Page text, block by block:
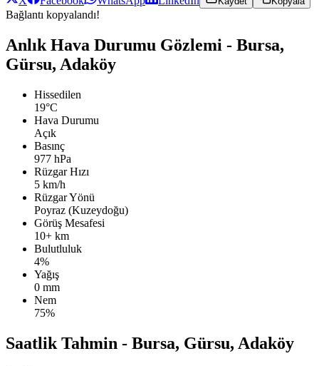
Bağlantı kopyalandı!
Anlık Hava Durumu Gözlemi - Bursa,
Gürsu, Adaköy
Hissedilen
19°C
Hava Durumu
Açık
Basınç
977 hPa
Rüzgar Hızı
5 km/h
Rüzgar Yönü
Poyraz (Kuzeydoğu)
Görüş Mesafesi
10+ km
Bulutluluk
4%
Yağış
0 mm
Nem
75%
Saatlik Tahmin - Bursa, Gürsu, Adaköy